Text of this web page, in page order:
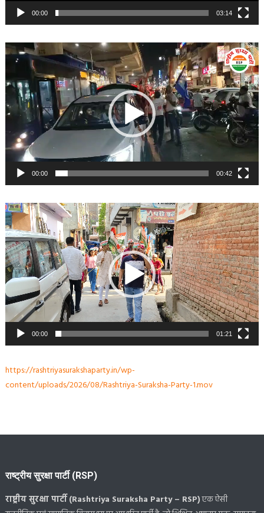
00:00 03:14
Video
Player
00:00 00:42
Video
Player
00:00 01:21
https://rashtriyasurakshaparty.in/wp-
content/uploads/2026/08/Rashtriya-Suraksha-Party-1.mov
राष्ट्रीय सुरक्षा पार्टी (RSP)
राष्ट्रीय सुरक्षा पार्टी (Rashtriya Suraksha Party – RSP)एक ऐसी